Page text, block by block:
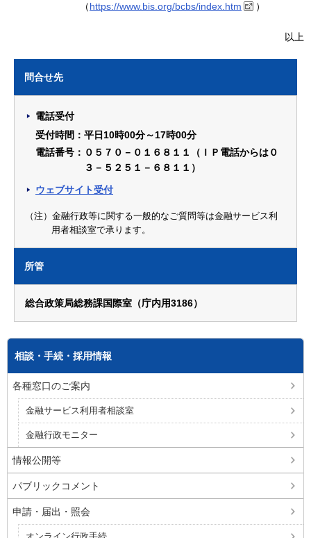
（https://www.bis.org/bcbs/index.htm ）
以上
問合せ先
電話受付
受付時間：平日10時00分～17時00分
電話番号：０５７０－０１６８１１（ＩＰ電話からは０
３－５２５１－６８１１）
ウェブサイト受付
（注）金融行政等に関する一般的なご質問等は金融サービス利
用者相談室で承ります。
所管
総合政策局総務課国際室（庁内用3186）
相談・手続・採用情報
各種窓口のご案内
金融サービス利用者相談室
金融行政モニター
情報公開等
パブリックコメント
申請・届出・照会